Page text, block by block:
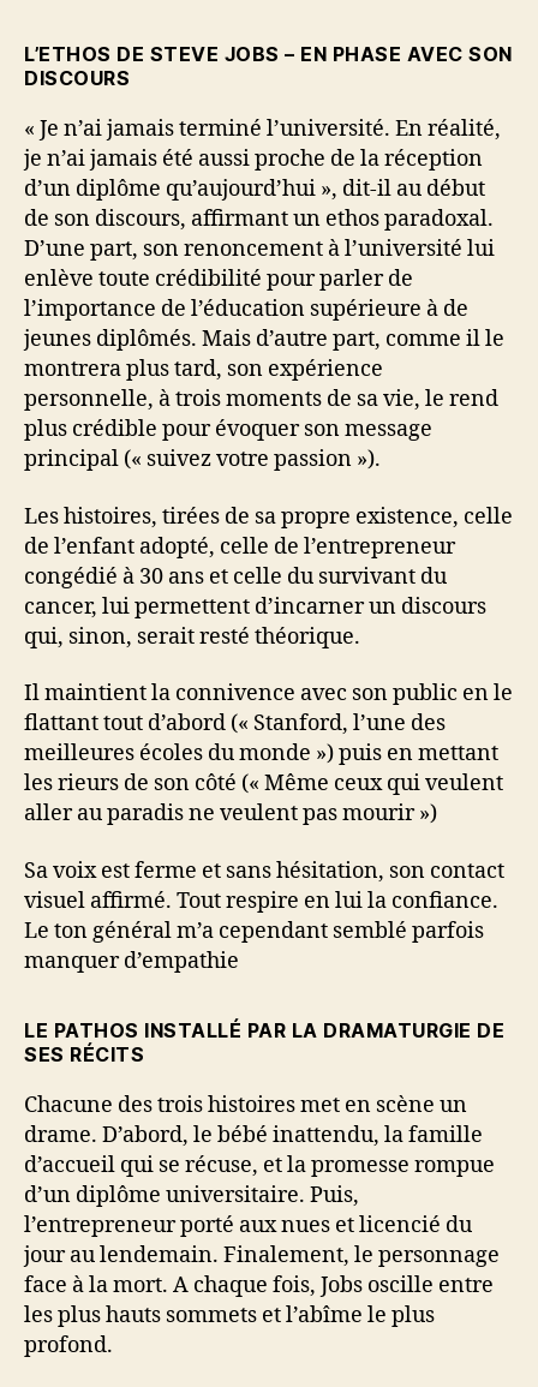
L’ETHOS DE STEVE JOBS – EN PHASE AVEC SON
DISCOURS
« Je n’ai jamais terminé l’université. En réalité,
je n’ai jamais été aussi proche de la réception
d’un diplôme qu’aujourd’hui », dit-il au début
de son discours, affirmant un ethos paradoxal.
D’une part, son renoncement à l’université lui
enlève toute crédibilité pour parler de
l’importance de l’éducation supérieure à de
jeunes diplômés. Mais d’autre part, comme il le
montrera plus tard, son expérience
personnelle, à trois moments de sa vie, le rend
plus crédible pour évoquer son message
principal (« suivez votre passion »).
Les histoires, tirées de sa propre existence, celle
de l’enfant adopté, celle de l’entrepreneur
congédié à 30 ans et celle du survivant du
cancer, lui permettent d’incarner un discours
qui, sinon, serait resté théorique.
Il maintient la connivence avec son public en le
flattant tout d’abord (« Stanford, l’une des
meilleures écoles du monde ») puis en mettant
les rieurs de son côté (« Même ceux qui veulent
aller au paradis ne veulent pas mourir »)
Sa voix est ferme et sans hésitation, son contact
visuel affirmé. Tout respire en lui la confiance.
Le ton général m’a cependant semblé parfois
manquer d’empathie
LE PATHOS INSTALLÉ PAR LA DRAMATURGIE DE
SES RÉCITS
Chacune des trois histoires met en scène un
drame. D’abord, le bébé inattendu, la famille
d’accueil qui se récuse, et la promesse rompue
d’un diplôme universitaire. Puis,
l’entrepreneur porté aux nues et licencié du
jour au lendemain. Finalement, le personnage
face à la mort. A chaque fois, Jobs oscille entre
les plus hauts sommets et l’abîme le plus
profond.